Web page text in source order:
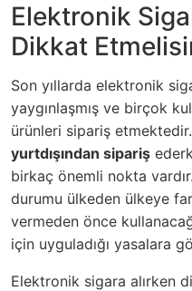
Elektronik
Dikkat
Son yıllarda elektronik
yaygınlaşmış ve birçok
ürünleri sipariş
yurtdışından sipariş
birkaç önemli nokta
durumu ülkeden ülkeye
vermeden önce
için uyguladığı yasalara
Elektronik sigara alırken